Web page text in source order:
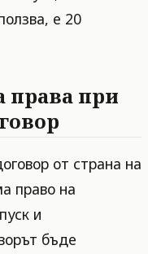
е 20
права при
от страна на
право на
и
бъде